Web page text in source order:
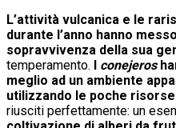
L’attività vulcanica e le
durante l’anno hanno
sopravvivenza della sua
temperamento. I conejeros
meglio ad un ambiente
utilizzando le poche
riusciti perfettamente: un